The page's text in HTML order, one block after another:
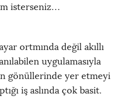
isterseniz…
ortmında değil akıllı
uygulamasıyla
gönüllerinde yer etmeyi
iş aslında çok basit.